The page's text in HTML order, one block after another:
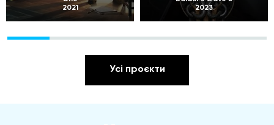
2021
2023
Усі проєкти